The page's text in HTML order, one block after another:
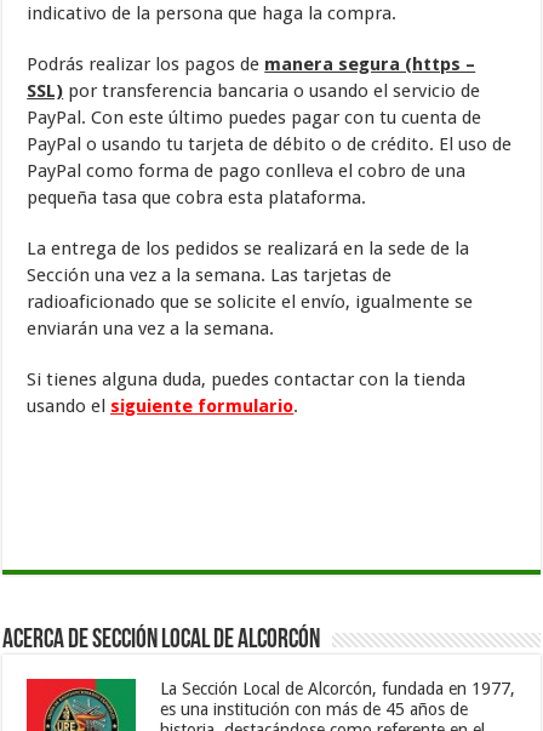
indicativo de la persona que haga la compra.
Podrás realizar los pagos de manera segura (https –
SSL) por transferencia bancaria o usando el servicio de
PayPal. Con este último puedes pagar con tu cuenta de
PayPal o usando tu tarjeta de débito o de crédito. El uso de
PayPal como forma de pago conlleva el cobro de una
pequeña tasa que cobra esta plataforma.
La entrega de los pedidos se realizará en la sede de la
Sección una vez a la semana. Las tarjetas de
radioaficionado que se solicite el envío, igualmente se
enviarán una vez a la semana.
Si tienes alguna duda, puedes contactar con la tienda
usando el siguiente formulario.
Acerca de Sección Local de Alcorcón
La Sección Local de Alcorcón, fundada en 1977,
es una institución con más de 45 años de